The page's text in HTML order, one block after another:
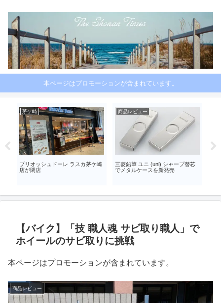
本ページはプロモーションが含まれています。
茅ケ崎
ブリオッシュドーレ ラスカ茅ケ崎
店が閉店
商品レビュー
三菱鉛筆 ユニ (uni) シャープ替芯
でメタルケースを新発売
【バイク】「技 職人魂 サビ取り職人」で
ホイールのサビ取りに挑戦
本ページはプロモーションが含まれています。
商品レビュー